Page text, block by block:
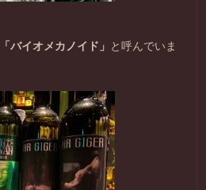
「バイオメカノイド」 と呼んでいま